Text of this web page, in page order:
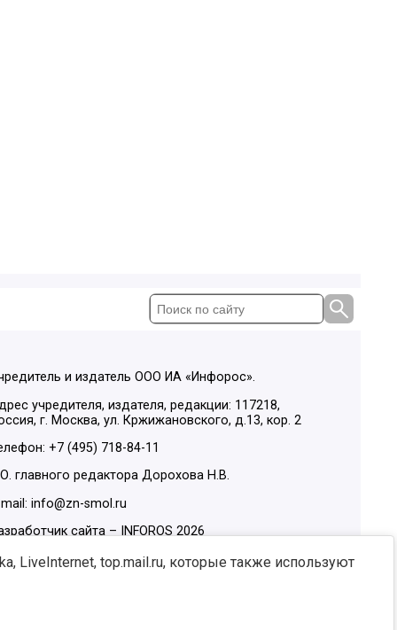
и издатель ООО ИА «Инфорос».
учредителя, издателя, редакции: 117218,
г. Москва, ул. Кржижановского, д.13, кор. 2
+7 (495) 718-84-11
главного редактора Дорохова Н.В.
info@zn-smol.ru
сайта –
INFOROS 2026
в социальных сетях:
LiveInternet, top.mail.ru, которые также используют